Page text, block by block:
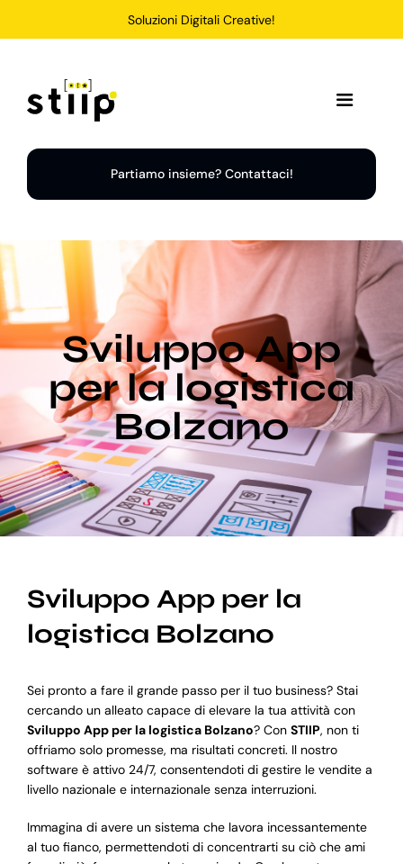
Soluzioni Digitali Creative!
Toggle
Home
Soluzioni
Chi Siamo
Portfolio
Blog
Supporto
Partiamo insieme? Contattaci!
Sviluppo App
per la logistica
Bolzano
Sviluppo App per la
logistica Bolzano
Sei pronto a fare il grande passo per il tuo business? Stai
cercando un alleato capace di elevare la tua attività con
Sviluppo App per la logistica Bolzano? Con STIIP, non ti
offriamo solo promesse, ma risultati concreti. Il nostro
software è attivo 24/7, consentendoti di gestire le vendite a
livello nazionale e internazionale senza interruzioni.
Immagina di avere un sistema che lavora incessantemente
al tuo fianco, permettendoti di concentrarti su ciò che ami